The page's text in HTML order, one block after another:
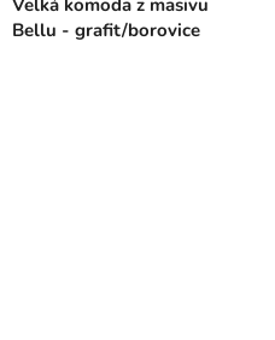
Bellu - grafit/borovice